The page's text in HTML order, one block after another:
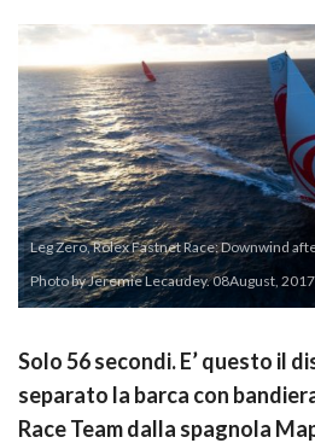
Leg Zero, Rolex Fastnet Race: Downwind
Photo by Jeremie Lecaudey. 08August, 2017
Solo 56 secondi. E’ questo il
separato la barca con
Race Team dalla spagnola